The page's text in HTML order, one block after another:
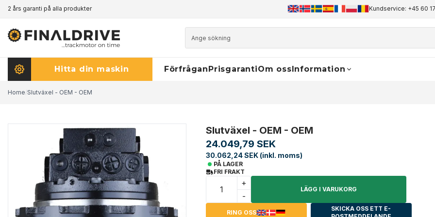
2 års garanti på alla produkterPrismatch - klicka här för att läsa mer +45 60 17 81 50 info@finaldrive-trackmotors.com WhatsApp
Kundservice: +45 60
Hitta din maskin FörfråganPrisgarantiOm ossInformation
Home/Slutväxel - OEM - OEM
Slutväxel - OEM - OEM
24.049,79 SEK
30.062,24 SEK (inkl. moms)
PÅ LAGER
FRI FRAKT
+
-
LÄGG I VARUKORG
RING OSS
SKICKA OSS ETT E-